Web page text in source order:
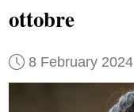
ottobre
8 February 2024